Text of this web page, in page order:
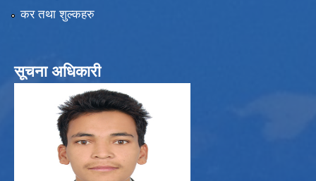
कर तथा शुल्कहरु
सूचना अधिकारी